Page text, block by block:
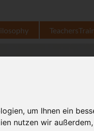
um Ihnen ein
nutzen wir